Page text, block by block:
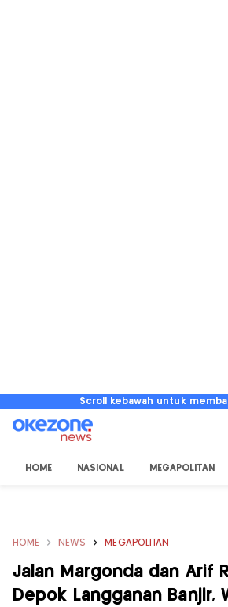
Scroll kebawah untuk
HOME NASIONAL MEGAPOLITAN
HOME NEWS MEGAPOLITAN
Jalan Margonda dan Arif
Depok Langganan Banjir,